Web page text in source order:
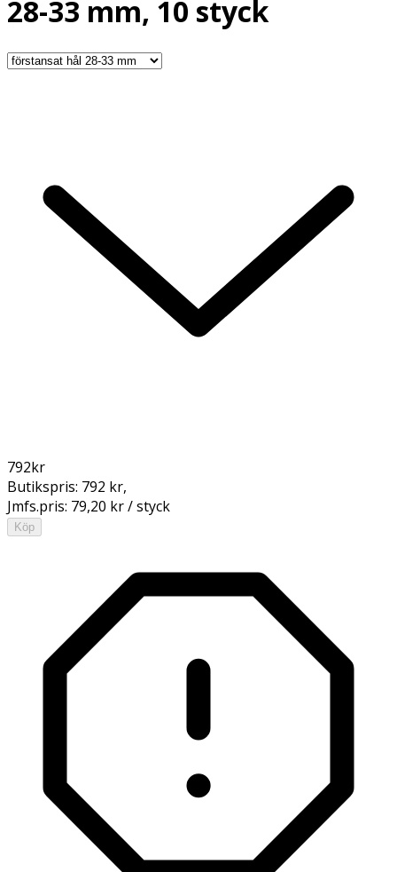
28-33 mm, 10 styck
792kr
Butikspris: 792 kr,
Jmfs.pris: 79,20 kr / styck
Köp